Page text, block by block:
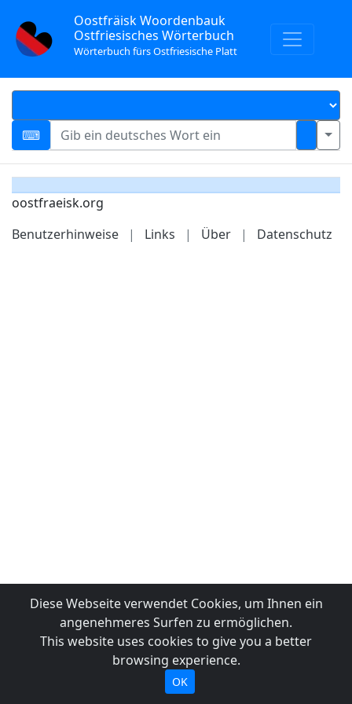
Oostfräisk Woordenbauk
Ostfriesisches Wörterbuch
Wörterbuch fürs Ostfriesische Platt
oostfraeisk.org
Benutzerhinweise
| Links | Über | Datenschutz
Diese Webseite verwendet Cookies, um Ihnen ein
angenehmeres Surfen zu ermöglichen.
This website uses cookies to give you a better
browsing experience.
OK